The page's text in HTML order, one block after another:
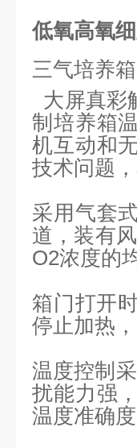
低氧高氧
三气培养
大屏真彩
制培养箱
机互动和
技术问题
采用气套
道，装有
O2浓度的
箱门打开
停止加热
温度控制
扰能力强
温度准确度